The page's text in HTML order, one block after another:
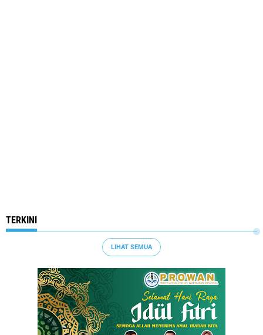
TERKINI
LIHAT SEMUA